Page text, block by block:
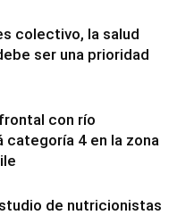
colectivo, la salud
ser una prioridad
con río
4 en la zona
de nutricionistas